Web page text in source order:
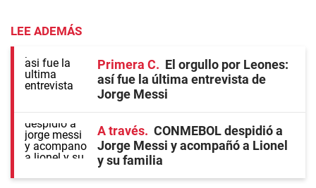
LEE ADEMÁS
Primera C
El orgullo por Leones:
así fue la última entrevista de
Jorge Messi
A través
CONMEBOL despidió a
Jorge Messi y acompañó a Lionel
y su familia